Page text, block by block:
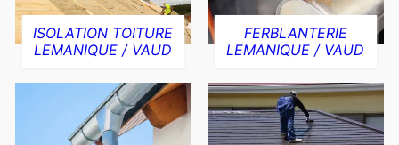
ISOLATION TOITURE
LEMANIQUE / VAUD
FERBLANTERIE
LEMANIQUE / VAUD